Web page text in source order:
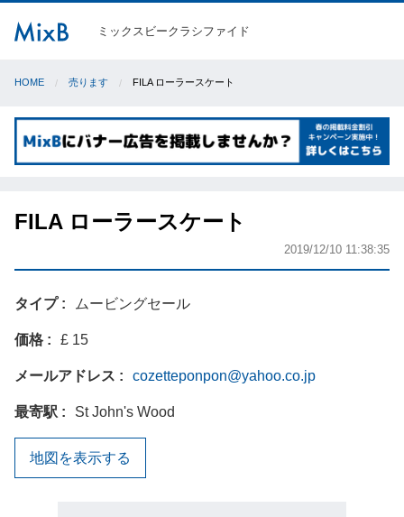
ミックスビークラシファイド
HOME 売ります FILA ローラースケート
FILA ローラースケート
2019/12/10 11:38:35
タイプ ムービングセール
価格 £ 15
メールアドレス cozetteponpon@yahoo.co.jp
最寄駅 St John's Wood
地図を表示する